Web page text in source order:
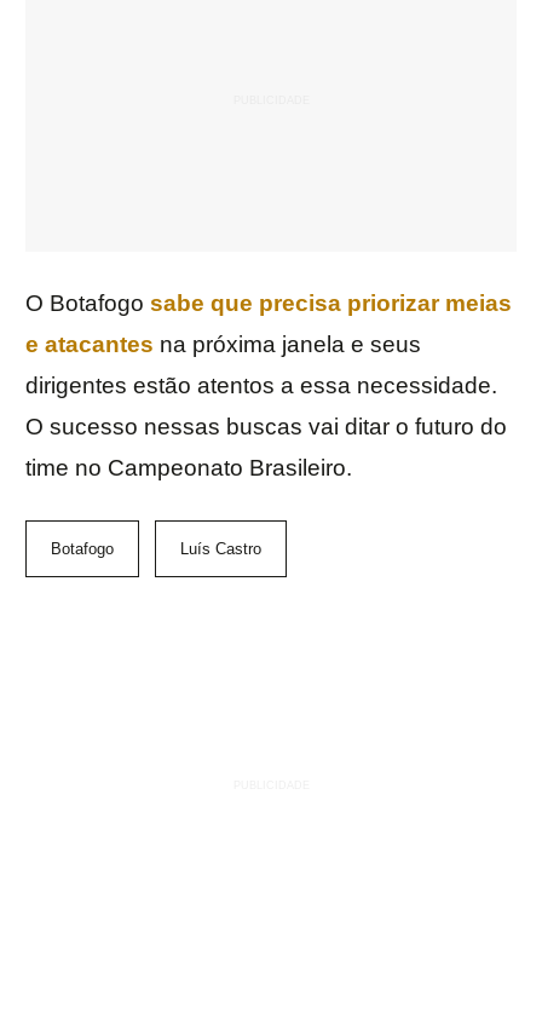
O Botafogo sabe que precisa priorizar meias
e atacantes na próxima janela e seus
dirigentes estão atentos a essa necessidade.
O sucesso nessas buscas vai ditar o futuro do
time no Campeonato Brasileiro.
Botafogo Luís Castro